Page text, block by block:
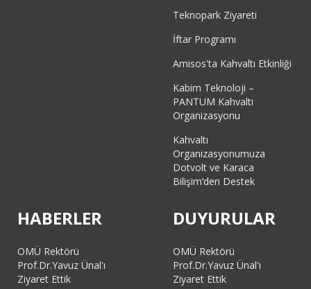
Teknopark Ziyareti
İftar Programı
Amisos'ta Kahvaltı Etkinliği
Kabim Teknoloji –
PANTUM Kahvaltı
Organizasyonu
Kahvaltı
Organizasyonumuza
Dotvolt ve Karaca
Bilişim’den Destek
HABERLER
OMÜ Rektörü
Prof.Dr.Yavuz Ünal'ı
Ziyaret Ettik
DUYURULAR
OMÜ Rektörü
Prof.Dr.Yavuz Ünal'ı
Ziyaret Ettik